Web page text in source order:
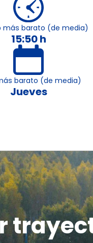
más barato (de media)
15:50 h
barato (de media)
Jueves